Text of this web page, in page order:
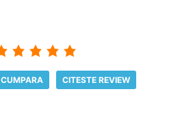
CUMPARA CITESTE REVIEW